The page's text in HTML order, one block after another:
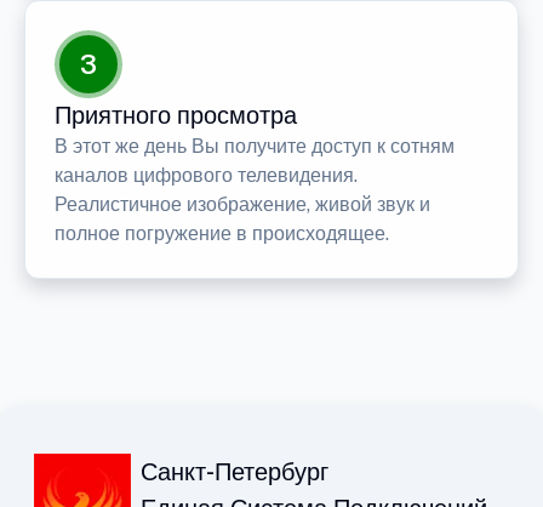
3
Приятного просмотра
В этот же день Вы получите доступ к сотням
каналов цифрового телевидения.
Реалистичное изображение, живой звук и
полное погружение в происходящее.
Санкт-Петербург